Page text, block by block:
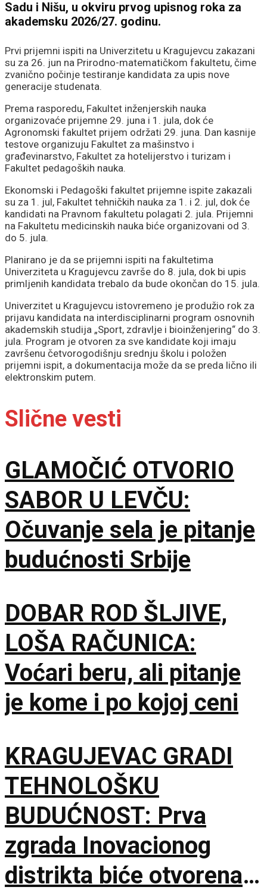
Sadu i Nišu, u okviru prvog upisnog roka za
akademsku 2026/27. godinu.
Prvi prijemni ispiti na Univerzitetu u Kragujevcu zakazani
su za 26. jun na Prirodno-matematičkom fakultetu, čime
zvanično počinje testiranje kandidata za upis nove
generacije studenata.
Prema rasporedu, Fakultet inženjerskih nauka
organizovaće prijemne 29. juna i 1. jula, dok će
Agronomski fakultet prijem održati 29. juna. Dan kasnije
testove organizuju Fakultet za mašinstvo i
građevinarstvo, Fakultet za hotelijerstvo i turizam i
Fakultet pedagoških nauka.
Ekonomski i Pedagoški fakultet prijemne ispite zakazali
su za 1. jul, Fakultet tehničkih nauka za 1. i 2. jul, dok će
kandidati na Pravnom fakultetu polagati 2. jula. Prijemni
na Fakultetu medicinskih nauka biće organizovani od 3.
do 5. jula.
Planirano je da se prijemni ispiti na fakultetima
Univerziteta u Kragujevcu završe do 8. jula, dok bi upis
primljenih kandidata trebalo da bude okončan do 15. jula.
Univerzitet u Kragujevcu istovremeno je produžio rok za
prijavu kandidata na interdisciplinarni program osnovnih
akademskih studija „Sport, zdravlje i bioinženjering“ do 3.
jula. Program je otvoren za sve kandidate koji imaju
završenu četvorogodišnju srednju školu i položen
prijemni ispit, a dokumentacija može da se preda lično ili
elektronskim putem.
Slične vesti
GLAMOČIĆ OTVORIO
SABOR U LEVČU:
Očuvanje sela je pitanje
budućnosti Srbije
DOBAR ROD ŠLJIVE,
LOŠA RAČUNICA:
Voćari beru, ali pitanje
je kome i po kojoj ceni
KRAGUJEVAC GRADI
TEHNOLOŠKU
BUDUĆNOST: Prva
zgrada Inovacionog
distrikta biće otvorena u